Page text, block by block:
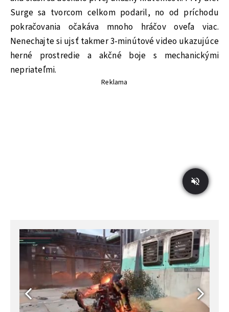
Surge sa tvorcom celkom podaril, no od príchodu
pokračovania očakáva mnoho hráčov oveľa viac.
Nenechajte si ujsť takmer 3-minútové video ukazujúce
herné prostredie a akčné boje s mechanickými
nepriateľmi.
Reklama